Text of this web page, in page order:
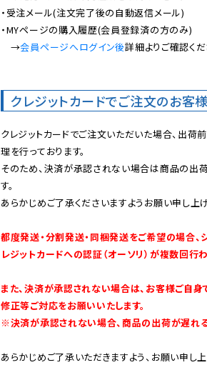
・受注メール(注文完了後の自動返信メール)
・MYページの購入履歴(会員登録済の方のみ)
→会員ページへログイン後詳細よりご確認くだ
クレジットカードでご注文のお客
クレジットカードでご注文いただいた場合、出荷
理を行っております。
そのため、決済が承認されない場合は商品の出
す。
あらかじめご了承くださいますようお願い申し上げ
都度発送・分割発送・同梱発送をご希望の場合、
レジットカードへの認証（オーソリ）が複数回行
また、決済が承認されない場合は、お客様ご自
修正等ご対応をお願いいたします。
※決済が承認されない場合、商品の出荷が遅れる
あらかじめご了承いただきますよう、お願い申し上